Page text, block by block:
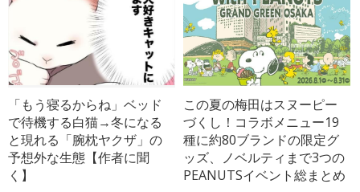
「もう寝るからね」ベッド
で待機する白猫→冬になる
と現れる「腕枕ヤクザ」の
予想外な生態【作者に聞
く】
この夏の梅田はスヌーピー
づくし！コラボメニュー19
種に約80ブランドの限定グ
ッズ、ノベルティまで3つの
PEANUTSイベント総まとめ